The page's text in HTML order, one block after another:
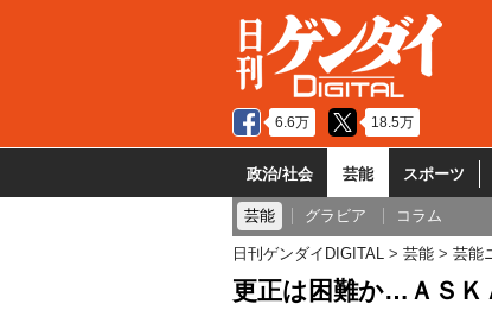
6.6万 18.5万
政治/社会 芸能 スポーツ
芸能 グラビア コラム
日刊ゲンダイDIGITAL 芸能 芸能
更正は困難か…ＡＳＫ